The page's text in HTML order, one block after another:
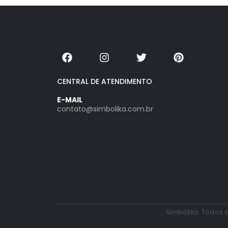
CENTRAL DE ATENDIMENTO
E-MAIL
contato@simbolika.com.br
Simbólika. Todos